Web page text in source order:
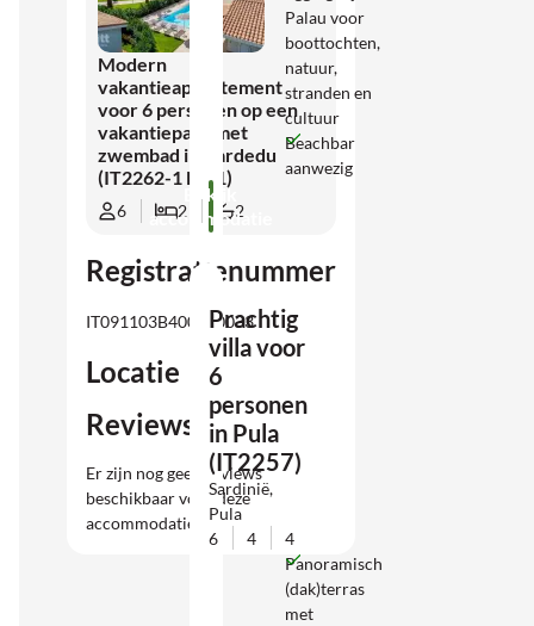
Modern
vakantieappartement
voor 6 personen op een
vakantiepark met
zwembad in Cardedu
(IT2262-1 Nr. 1)
6 2 2
Registratienummer
IT091103B4000E0033
Locatie
Reviews
Er zijn nog geen reviews
beschikbaar voor deze
accommodatie.
Palau voor
boottochten,
natuur,
stranden en
cultuur
Beachbar
aanwezig
Bekijk
accommodatie
Prachtig
villa voor
6
personen
in Pula
(IT2257)
Sardinië,
Pula
6
4
4
Panoramisch
(dak)terras
met